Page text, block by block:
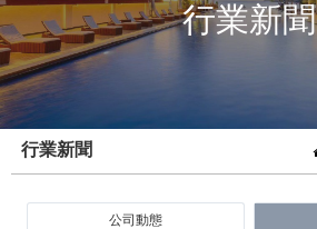
行業新聞
行業新聞
公司動態